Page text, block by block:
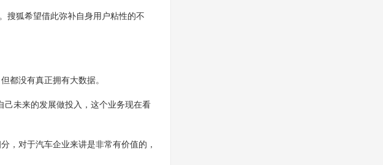
狐希望借此弥补自身用户粘性的不
都没有真正拥有大数据。
未来的发展做投入，这个业务现在看
对于汽车企业来讲是非常有价值的，